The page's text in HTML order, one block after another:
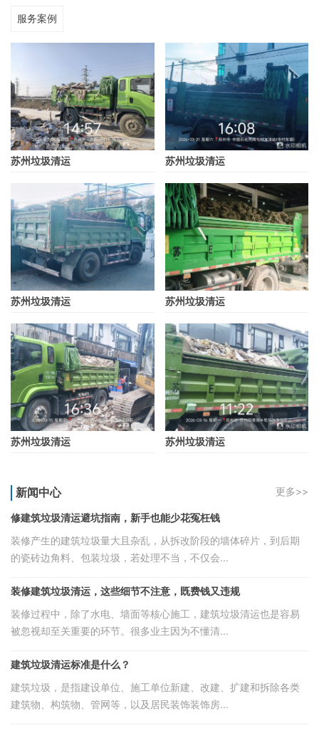
服务案例
苏州垃圾清运 苏州垃圾清运
苏州垃圾清运 苏州垃圾清运
苏州垃圾清运 苏州垃圾清运
新闻中心 更多>>
修建筑垃圾清运避坑指南，新手也能少花冤枉钱
装修产生的建筑垃圾量大且杂乱，从拆改阶段的墙体碎片，到后期
的瓷砖边角料、包装垃圾，若处理不当，不仅会...
装修建筑垃圾清运，这些细节不注意，既费钱又违规
装修过程中，除了水电、墙面等核心施工，建筑垃圾清运也是容易
被忽视却至关重要的环节。很多业主因为不懂清...
建筑垃圾清运标准是什么？
建筑垃圾，是指建设单位、施工单位新建、改建、扩建和拆除各类
建筑物、构筑物、管网等，以及居民装饰装饰房...